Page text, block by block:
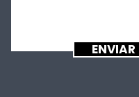
ENVIAR